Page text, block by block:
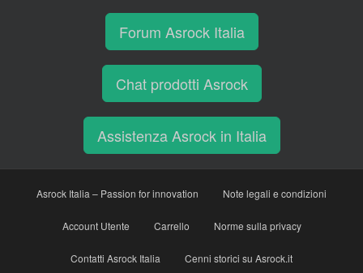
Forum Asrock Italia
Chat prodotti Asrock
Assistenza Asrock in Italia
Asrock Italia – Passion for innovation Note legali e condizioni
Account Utente Carrello Norme sulla privacy
Contatti Asrock Italia Cenni storici su Asrock.it